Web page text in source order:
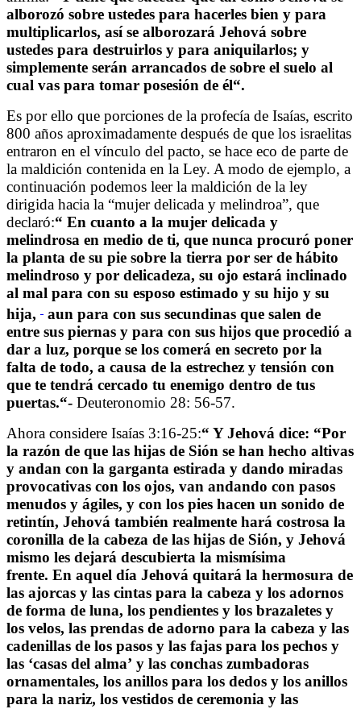
alborozó sobre ustedes para hacerles bien y para
multiplicarlos, así se alborozará Jehová sobre
ustedes para destruirlos y para aniquilarlos; y
simplemente serán arrancados de sobre el suelo al
cual vas para tomar posesión de él“.
Es por ello que porciones de la profecía de Isaías, escrito
800 años aproximadamente después de que los israelitas
entraron en el vínculo del pacto, se hace eco de parte de
la maldición contenida en la Ley. A modo de ejemplo, a
continuación podemos leer la maldición de la ley
dirigida hacia la “mujer delicada y melindroa”, que
declaró:“ En cuanto a la mujer delicada y
melindrosa en medio de ti, que nunca procuró poner
la planta de su pie sobre la tierra por ser de hábito
melindroso y por delicadeza, su ojo estará inclinado
al mal para con su esposo estimado y su hijo y su
hija,
aun para con sus secundinas que salen de
entre sus piernas y para con sus hijos que procedió a
dar a luz, porque se los comerá en secreto por la
falta de todo, a causa de la estrechez y tensión con
que te tendrá cercado tu enemigo dentro de tus
puertas.“- Deuteronomio 28: 56-57.
Ahora considere Isaías 3:16-25:“ Y Jehová dice: “Por
la razón de que las hijas de Sión se han hecho altivas
y andan con la garganta estirada y dando miradas
provocativas con los ojos, van andando con pasos
menudos y ágiles, y con los pies hacen un sonido de
retintín, Jehová también realmente hará costrosa la
coronilla de la cabeza de las hijas de Sión, y Jehová
mismo les dejará descubierta la mismísima
frente. En aquel día Jehová quitará la hermosura de
las ajorcas y las cintas para la cabeza y los adornos
de forma de luna, los pendientes y los brazaletes y
los velos, las prendas de adorno para la cabeza y las
cadenillas de los pasos y las fajas para los pechos y
las ‘casas del alma’ y las conchas zumbadoras
ornamentales, los anillos para los dedos y los anillos
para la nariz, los vestidos de ceremonia y las